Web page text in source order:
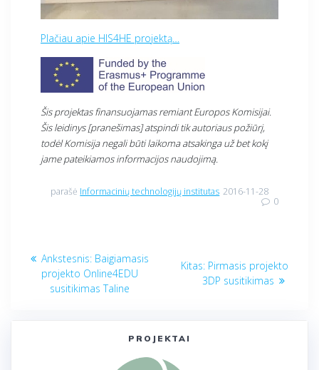
Plačiau apie HIS4HE projektą…
Šis projektas finansuojamas remiant Europos Komisijai.
Šis leidinys [pranešimas] atspindi tik autoriaus požiūrį,
todėl Komisija negali būti laikoma atsakinga už bet kokį
jame pateikiamos informacijos naudojimą.
parašė Informacinių technologijų institutas 2016-11-28
0
Navigacija
tarp
Ankstesnis: Ankstesnis
įrašas:
Baigiamasis
projekto Online4EDU
susitikimas Taline
Kitas: Kitas
įrašas:
Pirmasis projekto
3DP susitikimas
PROJEKTAI